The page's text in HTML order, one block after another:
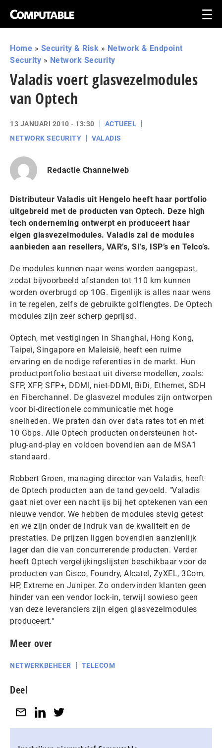
Home » Security & Risk » Network & Endpoint
Security » Network Security
Valadis voert glasvezelmodules
van Optech
13 JANUARI 2010 - 13:30
ACTUEEL
NETWORK SECURITY
VALADIS
Redactie Channelweb
Distributeur Valadis uit Hengelo heeft haar portfolio
uitgebreid met de producten van Optech. Deze high
tech onderneming ontwerpt en produceert haar
eigen glasvezelmodules. Valadis zal de modules
aanbieden aan resellers, VAR’s, SI’s, ISP’s en Telco’s.
De modules kunnen naar wens worden aangepast,
zodat bijvoorbeeld afstanden tot 110 km kunnen
worden overbrugd op 10G. Eigenlijk is alles naar wens
in te regelen, zelfs de gebruikte golflengtes. De Optech
modules zijn zeer scherp geprijsd.
Optech, met vestigingen in Shanghai, Hong Kong,
Taipei, Singapore en Maleisië, heeft een ruime
ervaring en de nodige referenties in de markt. Hun
productportfolio bestaat uit diverse modellen, zoals:
SFP, XFP, SFP+, DDMI, niet-DDMI, BiDi, Ethernet, SDH
en Fiberchannel. De glasvezel modules zijn ontworpen
voor bi-directionele communicatie met hoge
snelheden. We praten dan over data rates tot en met
10 Gbps. Alle Optech producten ondersteunen hot-
plug-and-play en voldoen bovendien aan de MSA1
standaard.
Robbert Groen, managing director van Valadis, heeft
de Optech producten aan de tand gevoeld. "Valadis
gaat niet over een nacht ijs bij het optekenen van een
nieuwe vendor. We hebben de modules stevig getest
en we zijn onder de indruk van de kwaliteit en de
prestaties. De prijzen liggen bovendien aanzienlijk
lager dan die van concurrerende producten. Verder
heeft Optech vergelijkingslijsten beschikbaar voor de
producten van Cisco, Foundry, Alcatel, ZyXEL, 3Com,
HP, Extreme en Juniper. Zo ondervinden klanten geen
hinder van een vendor lock-in, terwijl sowieso geen
van deze leveranciers zijn eigen glasvezelmodules
produceert."
Meer over
NETWERKBEHEER TELECOM
Deel